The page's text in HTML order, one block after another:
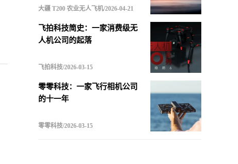
载，支持四机联吊最多600KG
大疆 T200 农业无人飞机/2026-04-21
飞拍科技简史：一家消费级无
人机公司的起落
飞拍科技/2026-03-15
零零科技：一家飞行相机公司
的十一年
零零科技/2026-03-15